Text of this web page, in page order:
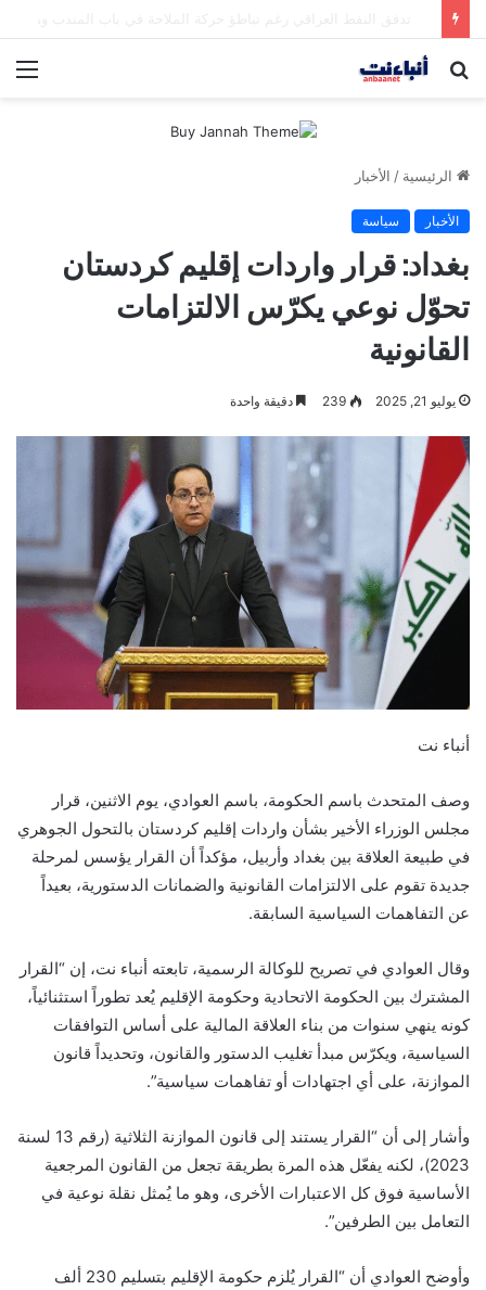
بحث
الرئيسية / الأخبار
الأخبار سياسة
بغداد: قرار واردات إقليم كردستان
تحوّل نوعي يكرّس الالتزامات
القانونية
يوليو 21, 2025 239 دقيقة واحدة
أنباء نت
وصف المتحدث باسم الحكومة، باسم العوادي، يوم الاثنين، قرار
مجلس الوزراء الأخير بشأن واردات إقليم كردستان بالتحول الجوهري
في طبيعة العلاقة بين بغداد وأربيل، مؤكداً أن القرار يؤسس لمرحلة
جديدة تقوم على الالتزامات القانونية والضمانات الدستورية، بعيداً
عن التفاهمات السياسية السابقة.
وقال العوادي في تصريح للوكالة الرسمية، تابعته أنباء نت، إن “القرار
المشترك بين الحكومة الاتحادية وحكومة الإقليم يُعد تطوراً استثنائياً،
كونه ينهي سنوات من بناء العلاقة المالية على أساس التوافقات
السياسية، ويكرّس مبدأ تغليب الدستور والقانون، وتحديداً قانون
الموازنة، على أي اجتهادات أو تفاهمات سياسية”.
وأشار إلى أن “القرار يستند إلى قانون الموازنة الثلاثية (رقم 13 لسنة
2023)، لكنه يفعّل هذه المرة بطريقة تجعل من القانون المرجعية
الأساسية فوق كل الاعتبارات الأخرى، وهو ما يُمثل نقلة نوعية في
التعامل بين الطرفين”.
وأوضح العوادي أن “القرار يُلزم حكومة الإقليم بتسليم 230 ألف